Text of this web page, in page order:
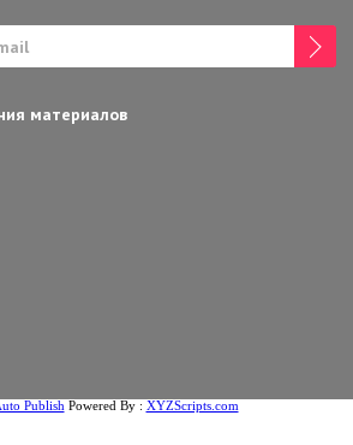
материалов
Publish Powered By : XYZScripts.com